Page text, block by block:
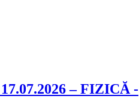
– FIZICĂ -